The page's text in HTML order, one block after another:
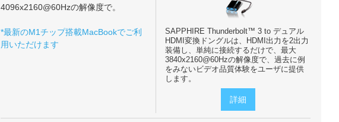
4096x2160@60Hzの解像度で。
*最新のM1チップ搭載MacBookでご利
用いただけます
SAPPHIRE Thunderbolt™ 3 to デュアル
HDMI変換ドングルは、HDMI出力を2出力
装備し、単純に接続するだけで、最大
3840x2160@60Hzの解像度で、過去に例
をみないビデオ品質体験をユーザに提供
します。
詳細